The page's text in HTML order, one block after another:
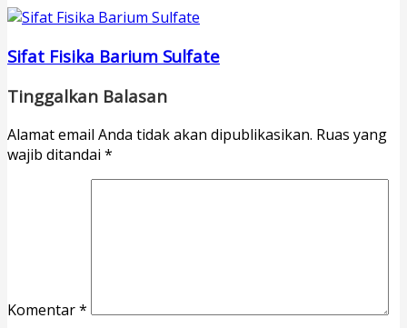
Sifat Fisika Barium Sulfate
Tinggalkan Balasan
Alamat email Anda tidak akan dipublikasikan. Ruas yang
wajib ditandai *
Komentar*